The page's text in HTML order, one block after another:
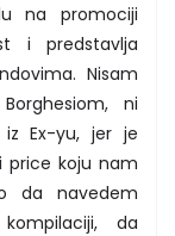
na promociji
i predstavlja
Nisam
ni
Ex-yu, jer je
koju nam
da navedem
da